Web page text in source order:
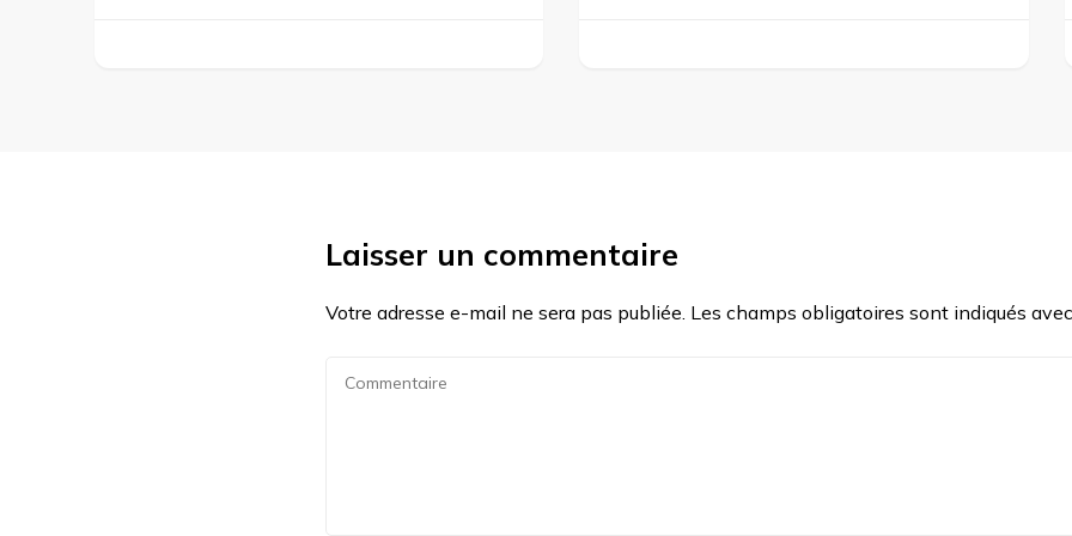
Laisser un commentaire
Votre adresse e-mail ne sera pas publiée. Les champs obligatoires sont indiqués